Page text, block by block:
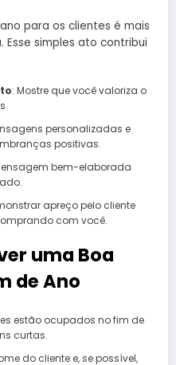
para os clientes é mais
simples ato contribui
: Mostre que você valoriza o
personalizadas e
positivas.
bem-elaborada
apreço pelo cliente
com você.
uma Boa
de Ano
estão ocupados no fim de
curtas.
do cliente e, se possível,